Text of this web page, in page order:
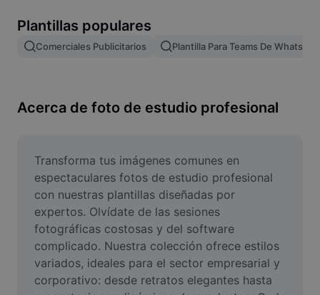
Image merge
Resize Image
Meme Generator
AI Text Remover
AI People Remover
AI Inpainting
Face Cutout
Plantillas populares
Comerciales Publicitarios Plantilla Para Teams De WhatsApp
Acerca de foto de estudio profesional
Transforma tus imágenes comunes en
espectaculares fotos de estudio profesional
con nuestras plantillas diseñadas por
expertos. Olvídate de las sesiones
fotográficas costosas y del software
complicado. Nuestra colección ofrece estilos
variados, ideales para el sector empresarial y
corporativo: desde retratos elegantes hasta